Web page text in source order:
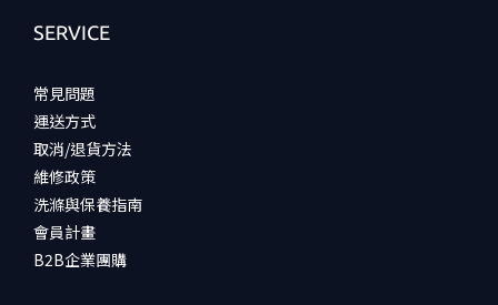
SERVICE
常見問題
運送方式
取消/退貨方法
維修政策
洗滌與保養指南
會員計畫
B2B企業團購